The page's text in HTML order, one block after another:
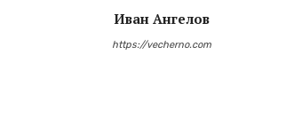
Иван Ангелов
https://vecherno.com